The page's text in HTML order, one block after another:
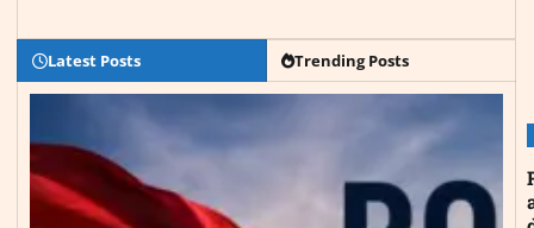
Latest Posts Trending Posts